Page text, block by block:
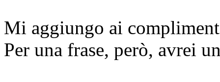
Mi aggiungo ai
Per una frase, però, avrei